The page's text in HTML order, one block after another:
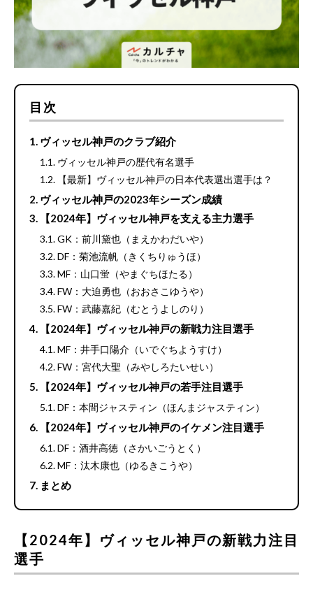
目次
ヴィッセル神戸のクラブ紹介
ヴィッセル神戸の歴代有名選手
【最新】ヴィッセル神戸の日本代表選出選手は？
ヴィッセル神戸の2023年シーズン成績
【2024年】ヴィッセル神戸を支える主力選手
GK：前川黛也（まえかわだいや）
DF：菊池流帆（きくちりゅうほ）
MF：山口蛍（やまぐちほたる）
FW：大迫勇也（おおさこゆうや）
FW：武藤嘉紀（むとうよしのり）
【2024年】ヴィッセル神戸の新戦力注目選手
MF：井手口陽介（いでぐちようすけ）
FW：宮代大聖（みやしろたいせい）
【2024年】ヴィッセル神戸の若手注目選手
DF：本間ジャスティン（ほんまジャスティン）
【2024年】ヴィッセル神戸のイケメン注目選手
DF：酒井高徳（さかいごうとく）
MF：汰木康也（ゆるきこうや）
まとめ
【2024年】ヴィッセル神戸の新戦力注目
選手